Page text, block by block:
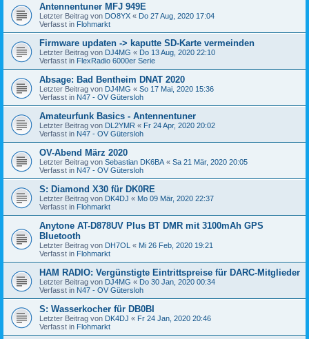
Antennentuner MFJ 949E
Letzter Beitrag von DO8YX « Do 27 Aug, 2020 17:04
Verfasst in Flohmarkt
Firmware updaten -> kaputte SD-Karte vermeinden
Letzter Beitrag von DJ4MG « Do 13 Aug, 2020 22:10
Verfasst in FlexRadio 6000er Serie
Absage: Bad Bentheim DNAT 2020
Letzter Beitrag von DJ4MG « So 17 Mai, 2020 15:36
Verfasst in N47 - OV Gütersloh
Amateurfunk Basics - Antennentuner
Letzter Beitrag von DL2YMR « Fr 24 Apr, 2020 20:02
Verfasst in N47 - OV Gütersloh
OV-Abend März 2020
Letzter Beitrag von Sebastian DK6BA « Sa 21 Mär, 2020 20:05
Verfasst in N47 - OV Gütersloh
S: Diamond X30 für DK0RE
Letzter Beitrag von DK4DJ « Mo 09 Mär, 2020 22:37
Verfasst in Flohmarkt
Anytone AT-D878UV Plus BT DMR mit 3100mAh GPS
Bluetooth
Letzter Beitrag von DH7OL « Mi 26 Feb, 2020 19:21
Verfasst in Flohmarkt
HAM RADIO: Vergünstigte Eintrittspreise für DARC-Mitglieder
Letzter Beitrag von DJ4MG « Do 30 Jan, 2020 00:34
Verfasst in N47 - OV Gütersloh
S: Wasserkocher für DB0BI
Letzter Beitrag von DK4DJ « Fr 24 Jan, 2020 20:46
Verfasst in Flohmarkt